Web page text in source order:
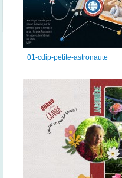
01-cdip-petite-astronaute